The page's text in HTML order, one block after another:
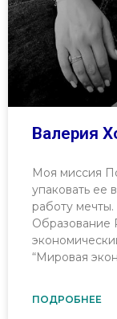
Валерия
Моя миссия
упаковать ее
работу
Образование
“Мировая
ПОДРОБНЕЕ